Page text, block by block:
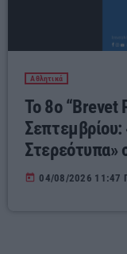
Αθλητικά
Το 8ο “Brevet
Στερεότυπα»
today 04/08/2026 11:47